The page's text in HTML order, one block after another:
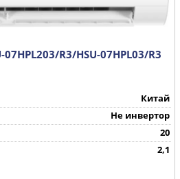
R3/HSU-07HPL03/R3
Китай
Не инвертор
20
2,1